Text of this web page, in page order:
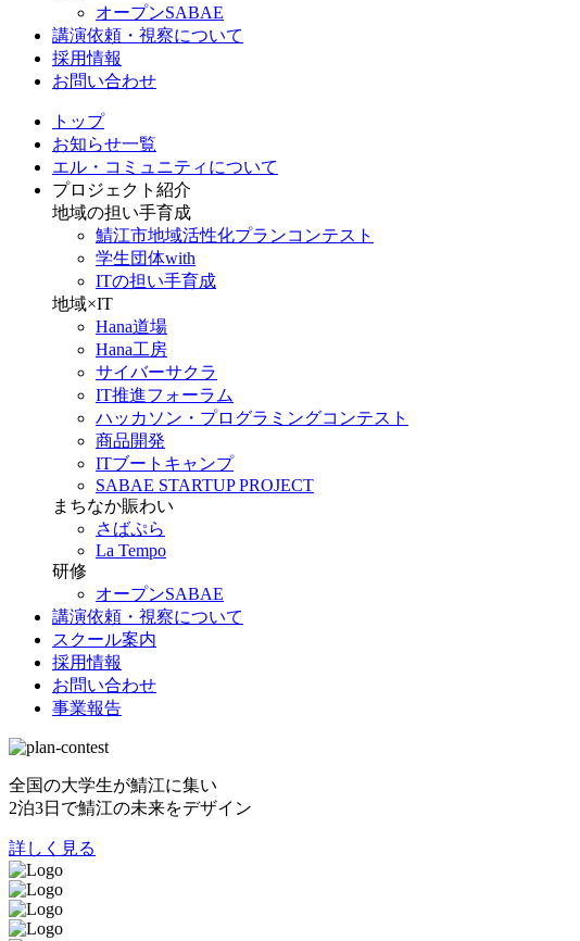
オープンSABAE
講演依頼・視察について
採用情報
お問い合わせ
トップ
お知らせ一覧
エル・コミュニティについて
プロジェクト紹介
地域の担い手育成
鯖江市地域活性化プランコンテスト
学生団体with
ITの担い手育成
地域×IT
Hana道場
Hana工房
サイバーサクラ
IT推進フォーラム
ハッカソン・プログラミングコンテスト
商品開発
ITブートキャンプ
SABAE STARTUP PROJECT
まちなか賑わい
さばぷら
La Tempo
研修
オープンSABAE
講演依頼・視察について
スクール案内
採用情報
お問い合わせ
事業報告
全国の大学生が鯖江に集い
2泊3日で鯖江の未来をデザイン
詳しく見る